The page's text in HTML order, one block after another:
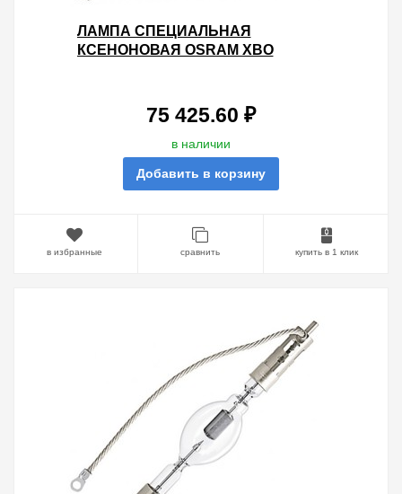
ЛАМПА СПЕЦИАЛЬНАЯ
КСЕНОНОВАЯ OSRAM XBO
75 425.60 ₽
в наличии
Добавить в корзину
в избранные сравнить купить в 1 клик